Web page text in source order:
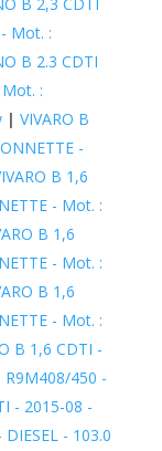
Mot. :
B 2.3 CDTI
:
| VIVARO B
-
B 1,6
- Mot. :
B 1,6
- Mot. :
B 1,6
- Mot. :
B 1,6 CDTI -
R9M408/450 -
- 2015-08 -
DIESEL - 103.0